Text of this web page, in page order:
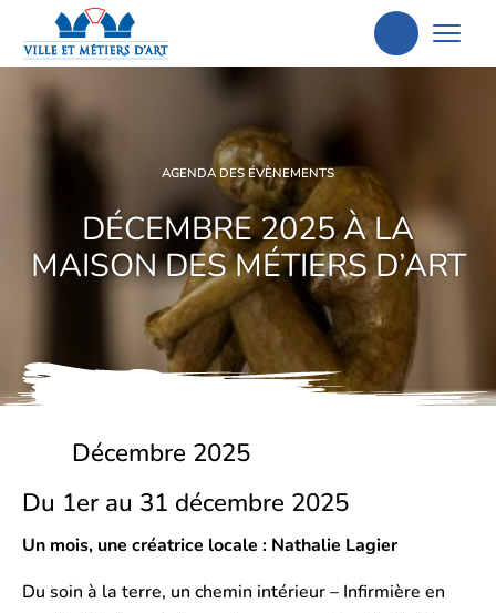
Aller
AGENDA DES ÉVÈNEMENTS
DÉCEMBRE 2025 À LA
MAISON DES MÉTIERS D’ART
Décembre 2025
Du 1er au 31 décembre 2025
Un mois, une créatrice locale : Nathalie Lagier
Du soin à la terre, un chemin intérieur – Infirmière en